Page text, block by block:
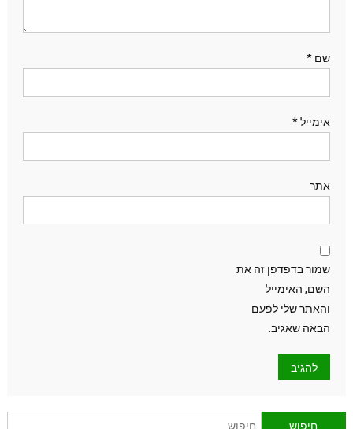
שם *
אימייל*
אתר
שמור בדפדפן זה את
השם, האימייל
והאתר שלי לפעם
הבאה שאגיב.